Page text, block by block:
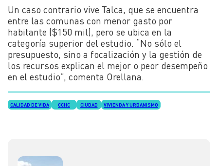
Un caso contrario vive Talca, que se encuentra
entre las comunas con menor gasto por
habitante ($150 mil), pero se ubica en la
categoría superior del estudio. “No sólo el
presupuesto, sino a focalización y la gestión de
los recursos explican el mejor o peor desempeño
en el estudio”, comenta Orellana.
CALIDAD DE VIDA CCHC CIUDAD VIVIENDA Y URBANISMO